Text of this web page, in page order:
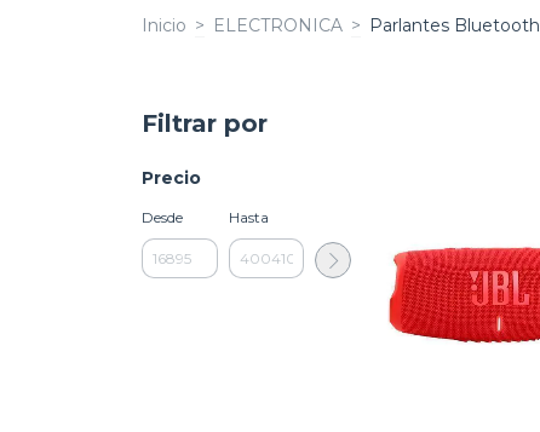
Inicio > ELECTRONICA > Parlantes Bluetooth
Filtrar por
Precio
Desde Hasta